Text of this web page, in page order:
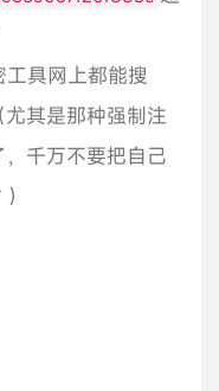
具网上都能搜
其是那种强制注
千万不要把自己
)